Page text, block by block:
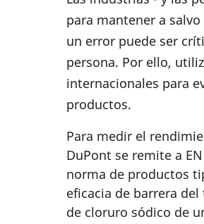
para mantener a
un error puede ser
persona. Por ello,
internacionales para
productos.
Para medir el
DuPont se remite a
norma de productos
eficacia de barrera
de cloruro sódico de